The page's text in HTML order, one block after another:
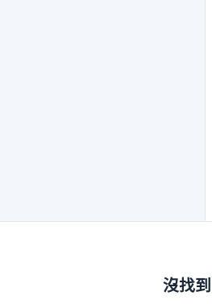
沒找